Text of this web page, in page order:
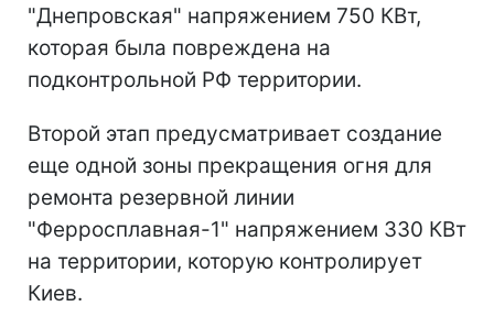
"Днепровская" напряжением 750 КВт,
которая была повреждена на
подконтрольной РФ территории.
Второй этап предусматривает создание
еще одной зоны прекращения огня для
ремонта резервной линии
"Ферросплавная-1" напряжением 330 КВт
на территории, которую контролирует
Киев.